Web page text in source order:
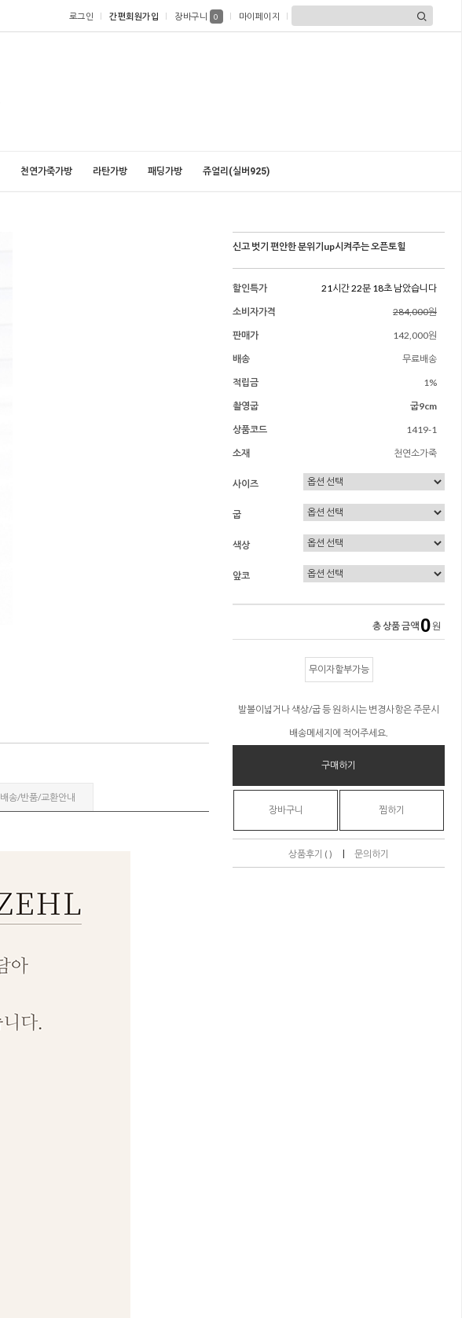
로그인 간편회원가입 장바구니 0 마이페이지
천연가죽가방 라탄가방 패딩가방 쥬얼리(실버925)
배송/반품/교환안내
신고 벗기 편안한 분위기up시켜주는 오픈토힐
할인특가
21시간 22분 17초 남았습니다
소비자가격
284,000원
판매가
142,000원
배송
무료배송
적립금
1%
촬영굽
굽9cm
상품코드
1419-1
소재
천연소가죽
사이즈
굽
색상
앞코
총 상품 금액 0 원
무이자할부가능
발볼이넓거나 색상/굽 등 원하시는 변경사항은 주문시
배송메세지에 적어주세요.
구매하기
장바구니 찜하기
상품후기 ( ) | 문의하기